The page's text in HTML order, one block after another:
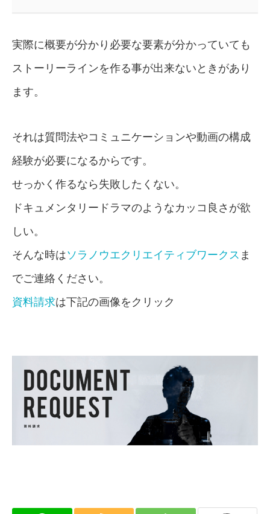
実際に概要が分かり必要な要素が分かっていても
ストーリーラインを作る事が出来ないときがあり
ます。
それは質問法やコミュニケーションや動画の構成
経験が必要になるからです。
せっかく作るなら失敗したくない。
ドキュメンタリードラマのようなカッコ良さが欲
しい。
そんな時はソラノウエクリエイティブワークス ま
でご連絡ください。
資料請求は下記の画像をクリック